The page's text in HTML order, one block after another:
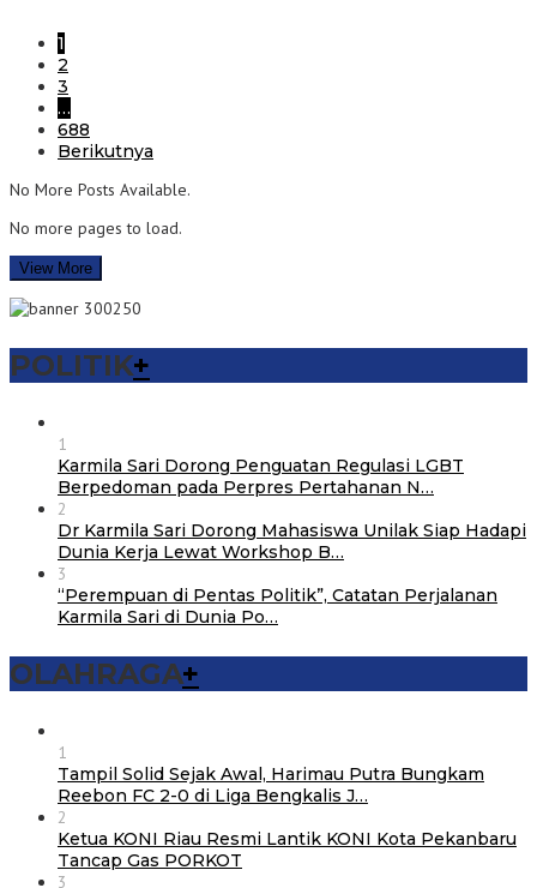
1
2
3
…
688
Berikutnya
No More Posts Available.
No more pages to load.
View More
POLITIK+
1
Karmila Sari Dorong Penguatan Regulasi LGBT
Berpedoman pada Perpres Pertahanan N…
2
Dr Karmila Sari Dorong Mahasiswa Unilak Siap Hadapi
Dunia Kerja Lewat Workshop B…
3
“Perempuan di Pentas Politik”, Catatan Perjalanan
Karmila Sari di Dunia Po…
OLAHRAGA+
1
Tampil Solid Sejak Awal, Harimau Putra Bungkam
Reebon FC 2-0 di Liga Bengkalis J…
2
Ketua KONI Riau Resmi Lantik KONI Kota Pekanbaru
Tancap Gas PORKOT
3